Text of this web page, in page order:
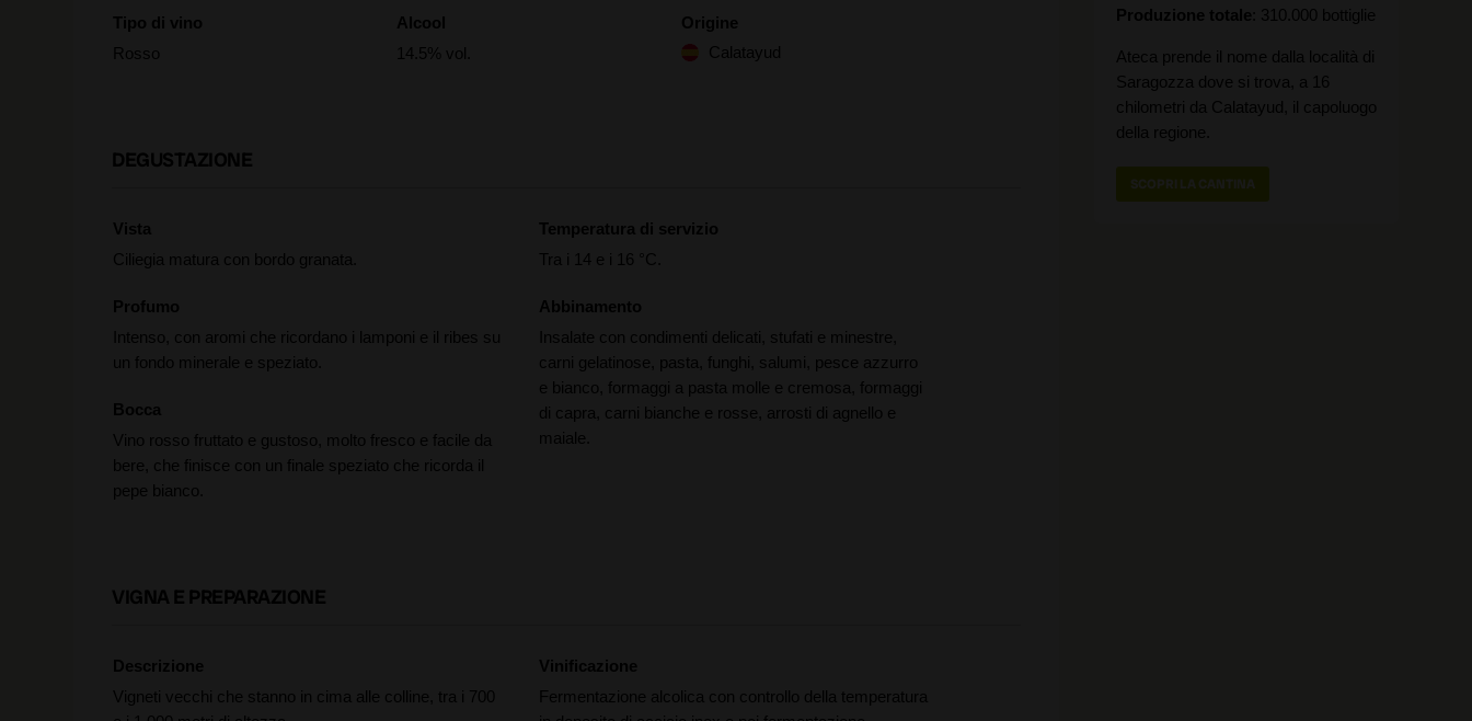
Tipo di vino
Rosso
Alcool
14.5% vol.
Origine
Calatayud
DEGUSTAZIONE
Vista
Ciliegia matura con bordo granata.
Profumo
Intenso, con aromi che ricordano i lamponi e il ribes su
un fondo minerale e speziato.
Bocca
Vino rosso fruttato e gustoso, molto fresco e facile da
bere, che finisce con un finale speziato che ricorda il
pepe bianco.
Temperatura di servizio
Tra i 14 e i 16 °C.
Abbinamento
Insalate con condimenti delicati, stufati e minestre,
carni gelatinose, pasta, funghi, salumi, pesce azzurro
e bianco, formaggi a pasta molle e cremosa, formaggi
di capra, carni bianche e rosse, arrosti di agnello e
maiale.
VIGNA E PREPARAZIONE
Descrizione
Vigneti vecchi che stanno in cima alle colline, tra i 700
Vinificazione
Fermentazione alcolica con controllo della temperatura
Produzione totale
310.000 bottiglie
Ateca prende il nome dalla località di
Saragozza dove si trova, a 16
chilometri da Calatayud, il capoluogo
della regione.
SCOPRI LA CANTINA